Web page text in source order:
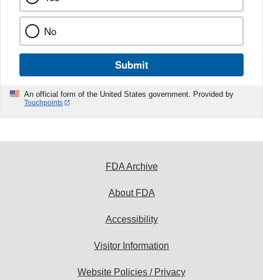
No
Submit
An official form of the United States government. Provided by
Touchpoints
FDA Archive
About FDA
Accessibility
Visitor Information
Website Policies / Privacy